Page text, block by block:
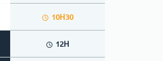
10H30
12H